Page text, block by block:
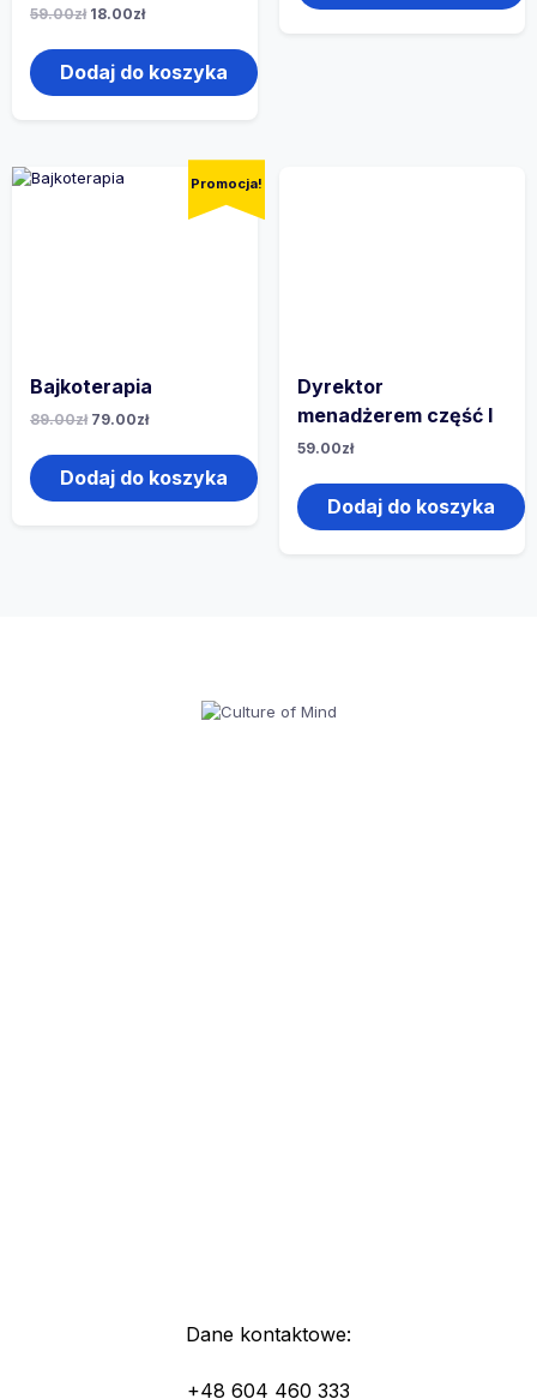
59.00zł 18.00zł
Dodaj do koszyka
Promocja!
Bajkoterapia
89.00zł 79.00zł
Dodaj do koszyka
Dyrektor
menadżerem część I
59.00zł
Dodaj do koszyka
Dane kontaktowe:
+48 604 460 333